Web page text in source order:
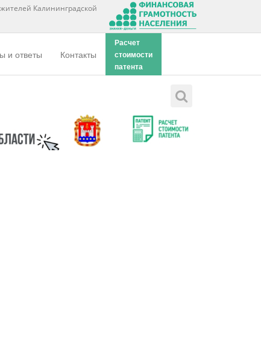
Калининградской
и ответы Контакты
Расчет
стоимости
патента